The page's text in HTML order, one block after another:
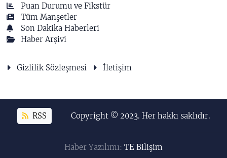
Puan Durumu ve Fikstür
Tüm Manşetler
Son Dakika Haberleri
Haber Arşivi
Gizlilik Sözleşmesi İletişim
RSS Copyright © 2023. Her hakkı saklıdır.
Haber Yazılımı: TE Bilişim